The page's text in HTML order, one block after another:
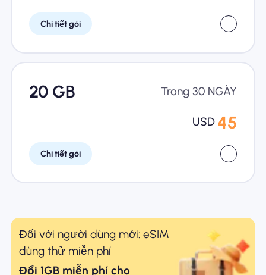
Chi tiết gói
20 GB Trong 30 NGÀY
USD 45
Chi tiết gói
Đối với người dùng mới: eSIM
dùng thử miễn phí
Đổi 1GB miễn phí cho